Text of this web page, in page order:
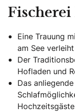
Eine Trauung
am See
Der
Hofladen und
Das